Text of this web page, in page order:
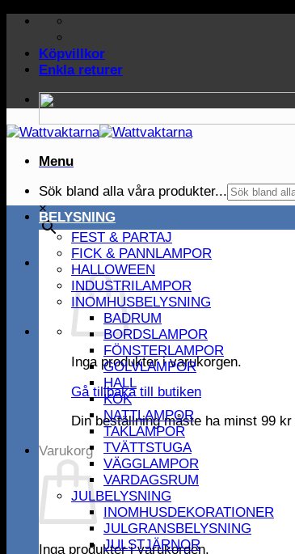
Skip
contentKöpvillkor
Enkla returer
Menu
Sök bland alla våra produkter...
×
Inga produkter i varukorgen.
Gå tillbaka till butiken
Din beställning måste ha minst 99 kr
Varukorg
Inga produkter i varukorgen.
BELYSNING
FEST & PARTAJ
FICK & PANNLAMPOR
HALLOWEEN
INDUSTRILAMPOR
INOMHUSBELYSNING
BADRUM
BORDSLAMPOR
FÖNSTERLAMPOR
GOLVLAMPOR
HALL
KÖK
NATTLAMPOR
TAKLAMPOR
TVÄTTSTUGA
VÄGGLAMPOR
VARDAGSRUM
JULBELYSNING
INOMHUSDEKORATIONER
JULGRANSBELYSNING
JULSTJÄRNOR